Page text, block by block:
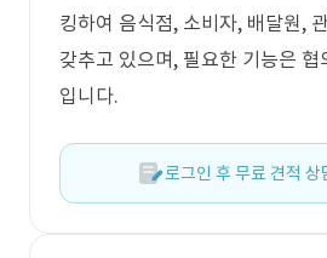
킹하여 음식점, 소비자, 배달원,
갖추고 있으며, 필요한 기능은 협
입니다.
로그인 후 무료 견적 상